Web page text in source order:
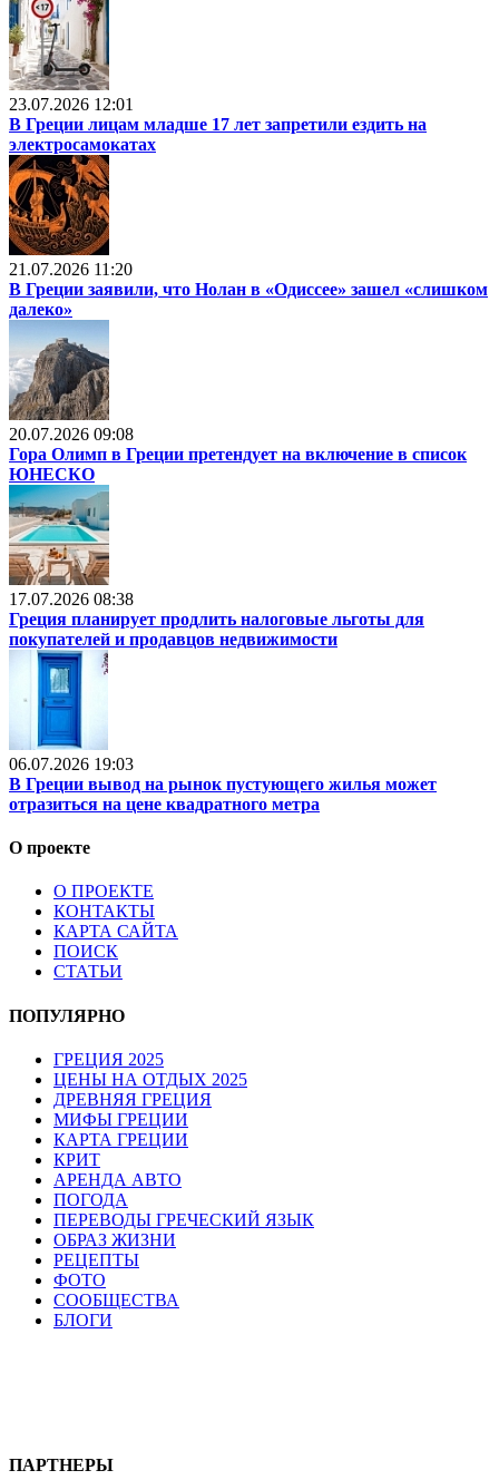
23.07.2026 12:01
В Греции лицам младше 17 лет запретили ездить на
электросамокатах
21.07.2026 11:20
В Греции заявили, что Нолан в «Одиссее» зашел «слишком
далеко»
20.07.2026 09:08
Гора Олимп в Греции претендует на включение в список
ЮНЕСКО
17.07.2026 08:38
Греция планирует продлить налоговые льготы для
покупателей и продавцов недвижимости
06.07.2026 19:03
В Греции вывод на рынок пустующего жилья может
отразиться на цене квадратного метра
О проекте
О ПРОЕКТЕ
КОНТАКТЫ
КАРТА САЙТА
ПОИСК
СТАТЬИ
ПОПУЛЯРНО
ГРЕЦИЯ 2025
ЦЕНЫ НА ОТДЫХ 2025
ДРЕВНЯЯ ГРЕЦИЯ
МИФЫ ГРЕЦИИ
КАРТА ГРЕЦИИ
КРИТ
АРЕНДА АВТО
ПОГОДА
ПЕРЕВОДЫ ГРЕЧЕСКИЙ ЯЗЫК
ОБРАЗ ЖИЗНИ
РЕЦЕПТЫ
ФОТО
СООБЩЕСТВА
БЛОГИ
ПАРТНЕРЫ